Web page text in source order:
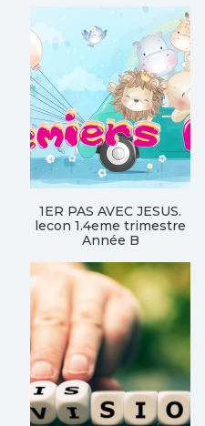
1ER PAS AVEC JESUS.
lecon 1.4eme trimestre
Année B